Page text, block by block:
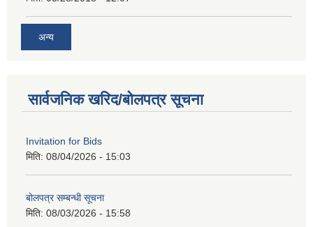
अन्य
सार्वजनिक खरिद/बोलपत्र सूचना
Invitation for Bids
मिति: 08/04/2026 - 15:03
बोलपत्र सम्बन्धी सूचना
मिति: 08/03/2026 - 15:58